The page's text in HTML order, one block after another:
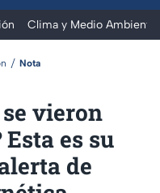
Clima y Medio Ambiente
Nota
vieron
es su
de